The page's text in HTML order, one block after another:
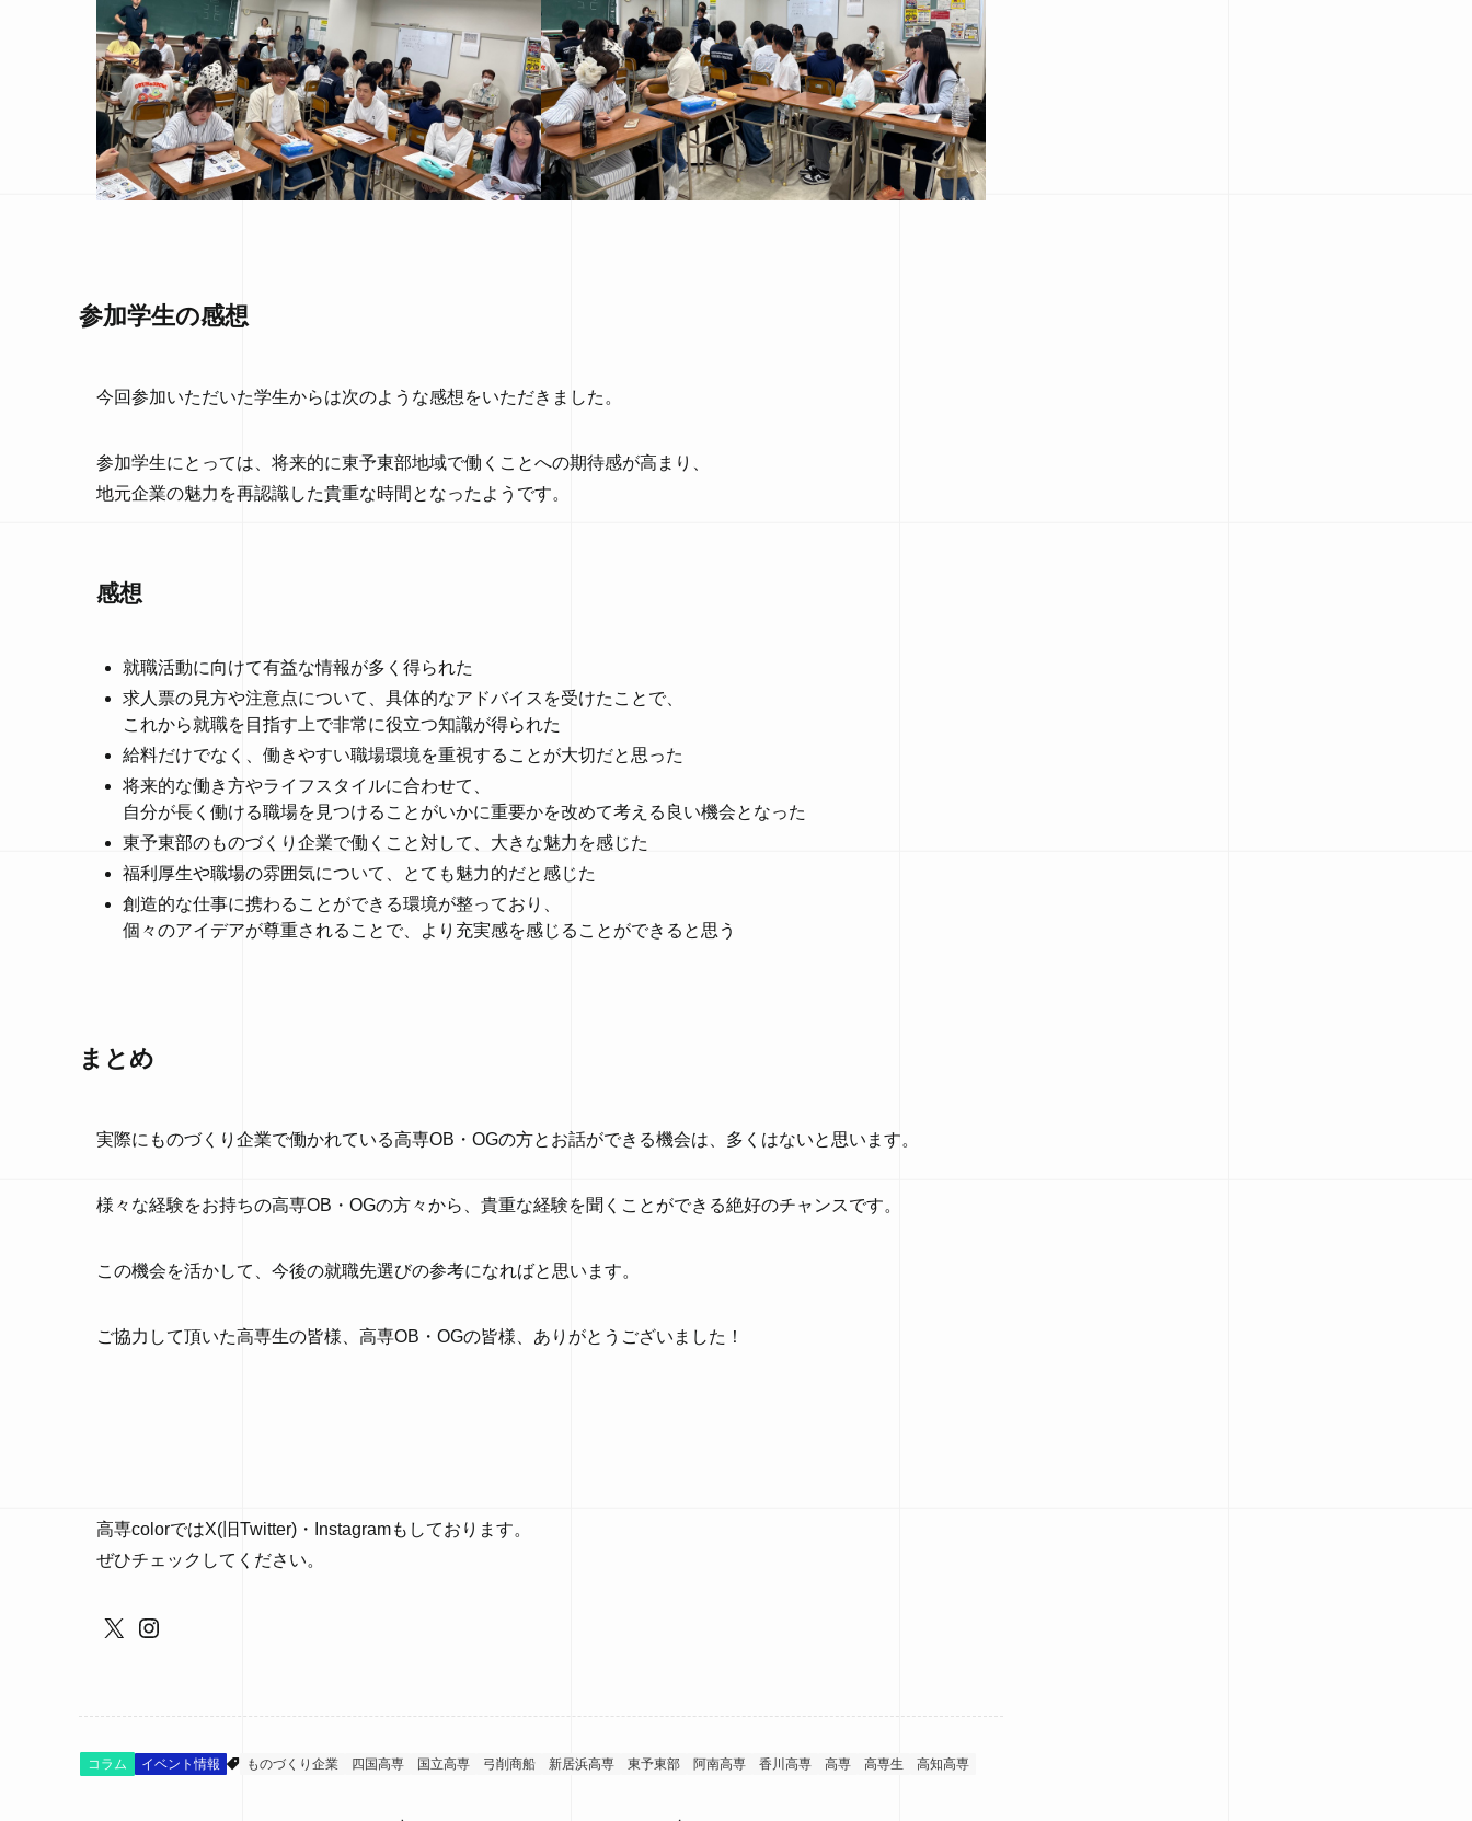
参加学生の感想
今回参加いただいた学生からは次のような感想をいただきました。
参加学生にとっては、将来的に東予東部地域で働くことへの期待感が高まり、
地元企業の魅力を再認識した貴重な時間となったようです。
感想
就職活動に向けて有益な情報が多く得られた
求人票の見方や注意点について、具体的なアドバイスを受けたことで、
これから就職を目指す上で非常に役立つ知識が得られた
給料だけでなく、働きやすい職場環境を重視することが大切だと思った
将来的な働き方やライフスタイルに合わせて、
自分が長く働ける職場を見つけることがいかに重要かを改めて考える良い機会となった
東予東部のものづくり企業で働くこと対して、大きな魅力を感じた
福利厚生や職場の雰囲気について、とても魅力的だと感じた
創造的な仕事に携わることができる環境が整っており、
個々のアイデアが尊重されることで、より充実感を感じることができると思う
まとめ
実際にものづくり企業で働かれている高専OB・OGの方とお話ができる機会は、多くはないと思います。
様々な経験をお持ちの高専OB・OGの方々から、貴重な経験を聞くことができる絶好のチャンスです。
この機会を活かして、今後の就職先選びの参考になればと思います。
ご協力して頂いた高専生の皆様、高専OB・OGの皆様、ありがとうございました！
高専colorではX(旧Twitter)・Instagramもしております。
ぜひチェックしてください。
X Instagram
コラム イベント情報 ものづくり企業 四国高専 国立高専 弓削商船 新居浜高専 東予東部 阿南高専 香川高専 高専 高専生 高知高専